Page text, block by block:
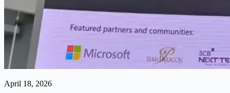
April 18, 2026